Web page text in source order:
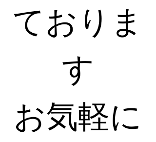
ておりま
す
お気軽に